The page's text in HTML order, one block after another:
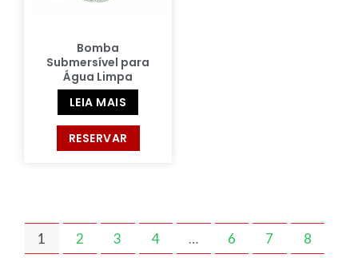
Bomba
Submersível para
Água Limpa
LEIA MAIS
RESERVAR
1 2 3 4 … 6 7 8